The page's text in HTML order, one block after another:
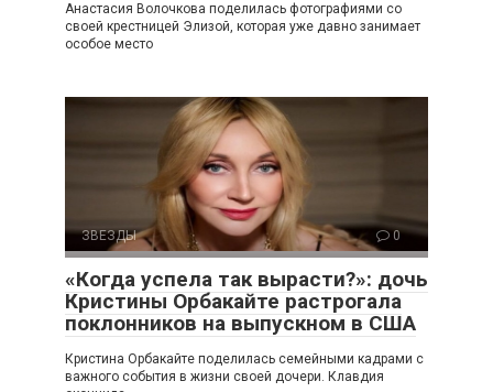
Анастасия Волочкова поделилась фотографиями со
своей крестницей Элизой, которая уже давно занимает
особое место
ЗВЕЗДЫ 0
«Когда успела так вырасти?»: дочь
Кристины Орбакайте растрогала
поклонников на выпускном в США
Кристина Орбакайте поделилась семейными кадрами с
важного события в жизни своей дочери. Клавдия